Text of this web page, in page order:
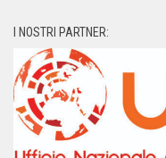
I NOSTRI PARTNER: